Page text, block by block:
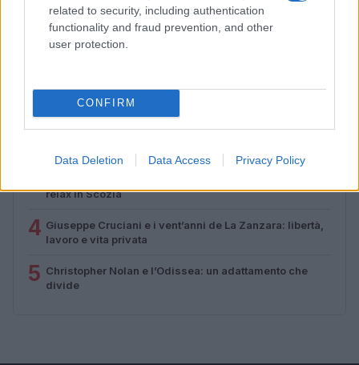
related to security, including authentication
functionality and fraud prevention, and other
user protection.
CONFIRM
Data Deletion Data Access Privacy Policy
1 Sognare una bara è presagio di morte?
2 Senza Cri e il suo percorso di guarigione: dalle
relax in Scozia
4 Giuseppe Cruciani e i vent’anni de La Zanzara: libertà,
lavoro e vita privata
5 Christopher Nolan e l’Odissea: un adattamento che
divide